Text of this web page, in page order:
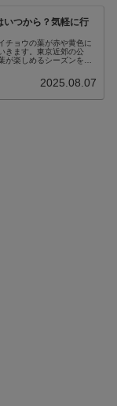
つから？気軽に行
チョウの葉が赤や黄色に
きます。東京近郊の公
が楽しめるシーズンを迎
2025.08.07